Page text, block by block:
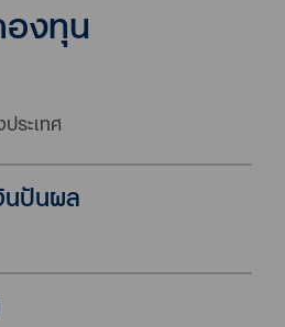
องทุน
ระเทศ
นปันผล